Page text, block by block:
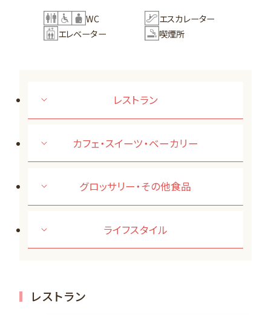
WC
エスカレーター
エレベーター
喫煙所
レストラン
カフェ・スイーツ・ベーカリー
グロッサリー・その他食品
ライフスタイル
レストラン